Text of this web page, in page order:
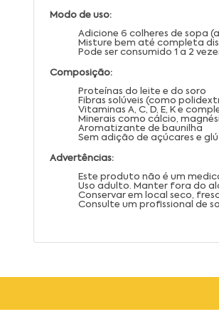
Modo de uso:
Adicione 6 colheres de sopa
Misture bem até completa
Pode ser consumido 1 a 2
Composição:
Proteínas do leite e do soro
Fibras solúveis (como
Vitaminas A, C, D, E, K e
Minerais como cálcio,
Aromatizante de baunilha
Sem adição de açúcares e
Advertências:
Este produto não é um
Uso adulto. Manter fora do
Conservar em local seco,
Consulte um profissional de